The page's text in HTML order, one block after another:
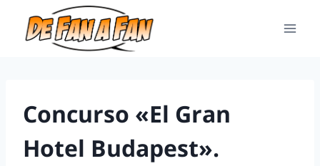
Concurso «El Gran
Hotel Budapest».